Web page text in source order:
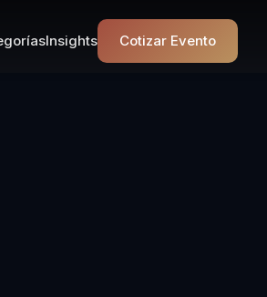
Insights Cotizar Evento